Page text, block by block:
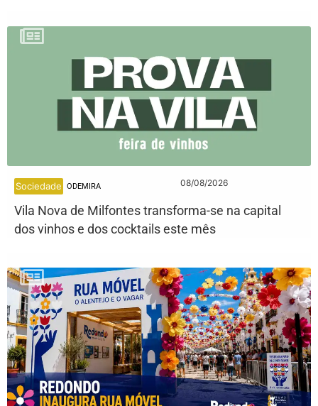
Sociedade ODEMIRA 08/08/2026
Vila Nova de Milfontes transforma-se na capital
dos vinhos e dos cocktails este mês